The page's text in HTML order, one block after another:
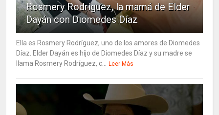
Rosmery Rodríguez, la mamá de Elder
Dayán con Diomedes Díaz
Ella es Rosmery Rodríguez, uno de los amores de Diomedes
Díaz. Elder Dayán es hijo de Diomedes Díaz y su madre se
llama Rosmery Rodríguez, c...
Leer Más